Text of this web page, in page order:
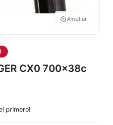
Ampliar
CX0 700x38c
primero!